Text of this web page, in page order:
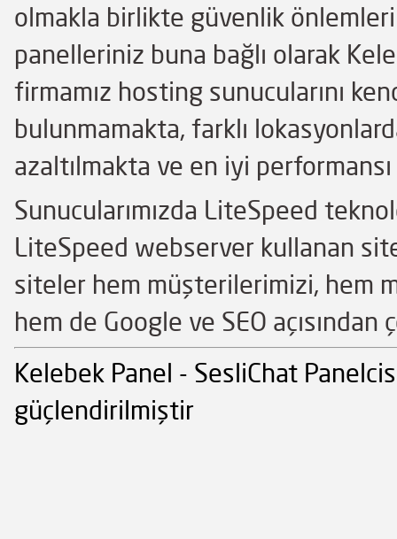
olmakla birlikte güvenlik
panelleriniz buna bağlı olarak
firmamız hosting sunucularını
bulunmamakta, farklı
azaltılmakta ve en iyi
Sunucularımızda LiteSpeed
LiteSpeed webserver kullanan
siteler hem müşterilerimizi, hem
hem de Google ve SEO
Kelebek Panel - SesliChat
güçlendirilmiştir